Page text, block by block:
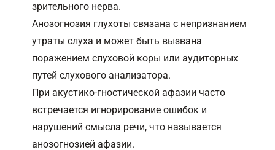
зрительного нерва.
Анозогнозия глухоты связана с непризнанием
утраты слуха и может быть вызвана
поражением слуховой коры или аудиторных
путей слухового анализатора.
При акустико-гностической афазии часто
встречается игнорирование ошибок и
нарушений смысла речи, что называется
анозогнозией афазии.